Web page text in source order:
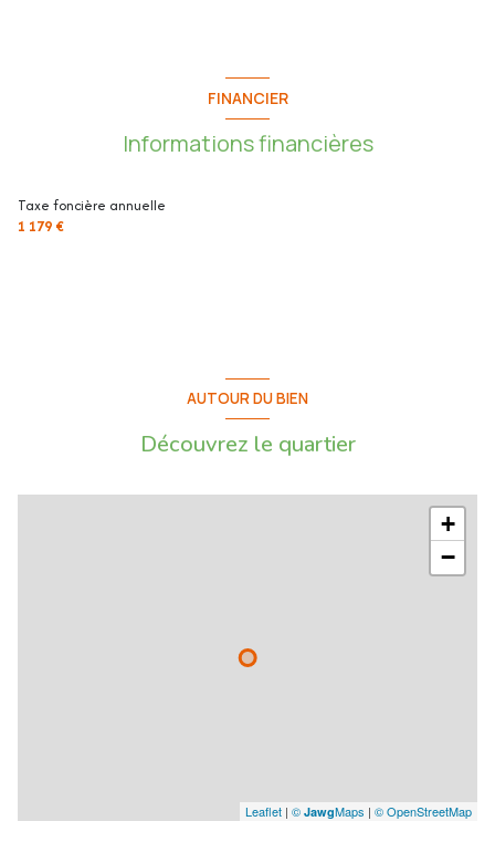
FINANCIER
Informations financières
Taxe foncière annuelle
1 179 €
AUTOUR DU BIEN
Découvrez le quartier
+
−
Leaflet | © JawgMaps | © OpenStreetMap